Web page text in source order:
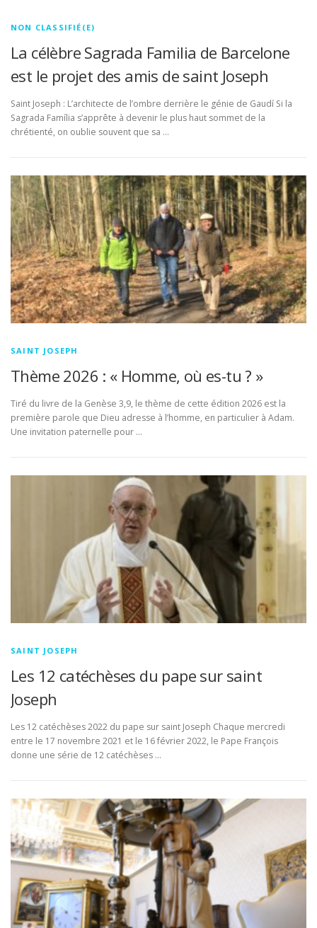
NON CLASSIFIÉ(E)
La célèbre Sagrada Familia de Barcelone
est le projet des amis de saint Joseph
Saint Joseph : L’architecte de l’ombre derrière le génie de Gaudí Si la
Sagrada Família s’apprête à devenir le plus haut sommet de la
chrétienté, on oublie souvent que sa …
SAINT JOSEPH
Thème 2026 : « Homme, où es-tu ? »
Tiré du livre de la Genèse 3,9, le thème de cette édition 2026 est la
première parole que Dieu adresse à l’homme, en particulier à Adam.
Une invitation paternelle pour …
SAINT JOSEPH
Les 12 catéchèses du pape sur saint
Joseph
Les 12 catéchèses 2022 du pape sur saint Joseph Chaque mercredi
entre le 17 novembre 2021 et le 16 février 2022, le Pape François
donne une série de 12 catéchèses …